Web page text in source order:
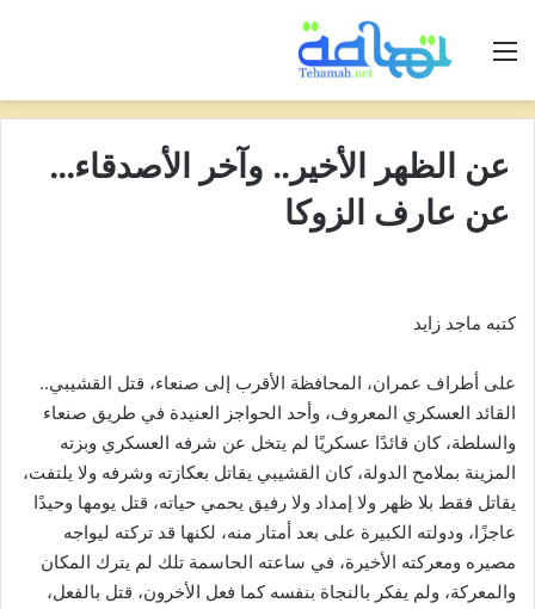
القائمة
عن الظهر الأخير.. وآخر الأصدقاء…
عن عارف الزوكا
كتبه ماجد زايد
على أطراف عمران، المحافظة الأقرب إلى صنعاء، قتل القشيبي..
القائد العسكري المعروف، وأحد الحواجز العنيدة في طريق صنعاء
والسلطة، كان قائدًا عسكريًا لم يتخل عن شرفه العسكري وبزته
المزينة بملامح الدولة، كان القشيبي يقاتل بعكازته وشرفه ولا يلتفت،
يقاتل فقط بلا ظهر ولا إمداد ولا رفيق يحمي حياته، قتل يومها وحيدًا
عاجزًا، ودولته الكبيرة على بعد أمتار منه، لكنها قد تركته ليواجه
مصيره ومعركته الأخيرة، في ساعته الحاسمة تلك لم يترك المكان
والمعركة، ولم يفكر بالنجاة بنفسه كما فعل الأخرون، قتل بالفعل،